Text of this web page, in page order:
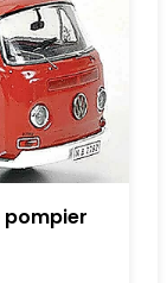
pompier